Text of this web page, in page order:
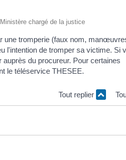
chargé de la justice
une tromperie (faux nom,
l'intention de tromper sa victime. Si
du procureur. Pour certaines
le téléservice THESEE.
Tout replier